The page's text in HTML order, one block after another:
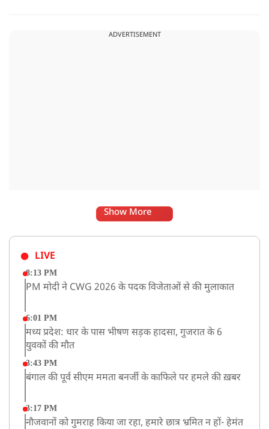
ADVERTISEMENT
Show More
LIVE
8:13 PM
PM मोदी ने CWG 2026 के पदक विजेताओं से की मुलाकात
6:01 PM
मध्य प्रदेश: धार के पास भीषण सड़क हादसा, गुजरात के 6
युवकों की मौत
3:43 PM
बंगाल की पूर्व सीएम ममता बनर्जी के काफिले पर हमले की ख़बर
3:17 PM
नौजवानों को गुमराह किया जा रहा, हमारे छात्र भ्रमित न हों- हेमंत